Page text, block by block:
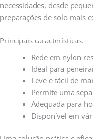
necessidades, desde
preparações de solo mais
Principais características:
Rede em nylon
Ideal para
Leve e fácil de
Permite uma
Adequada para
Disponível em